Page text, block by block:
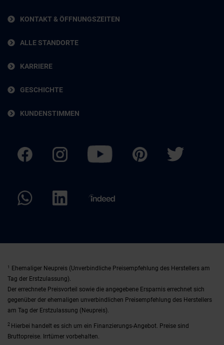
KONTAKT & ÖFFNUNGSZEITEN
ALLE STANDORTE
KARRIERE
GESCHICHTE
KUNDENSTIMMEN
1
Ehemaliger Neupreis (Unverbindliche Preisempfehlung des Herstellers am
Tag der Erstzulassung).
Der errechnete Preisvorteil sowie die angegebene Ersparnis errechnet sich
gegenüber der ehemaligen unverbindlichen Preisempfehlung des Herstellers
am Tag der Erstzulassung (Neupreis).
2 Hierbei handelt es sich um ein Finanzierungs-Angebot. Preise sind
Bruttopreise. Irrtümer vorbehalten.